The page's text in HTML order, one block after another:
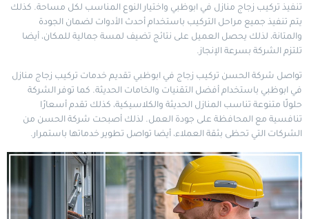
تنفيذ تركيب زجاج منازل في ابوظبي واختيار النوع المناسب لكل مساحة. كذلك
يتم تنفيذ جميع مراحل التركيب باستخدام أحدث الأدوات لضمان الجودة
والمتانة، لذلك يحصل العميل على نتائج تضيف لمسة جمالية للمكان، أيضا
تلتزم الشركة بسرعة الإنجاز.
تواصل شركة الحسن تركيب زجاج في ابوظبي تقديم خدمات تركيب زجاج منازل
في ابوظبي باستخدام أفضل التقنيات والخامات الحديثة. كما توفر الشركة
حلولًا متنوعة تناسب المنازل الحديثة والكلاسيكية، كذلك تقدم أسعارًا
تنافسية مع المحافظة على جودة العمل. لذلك أصبحت شركة الحسن من
الشركات التي تحظى بثقة العملاء، أيضا تواصل تطوير خدماتها باستمرار.